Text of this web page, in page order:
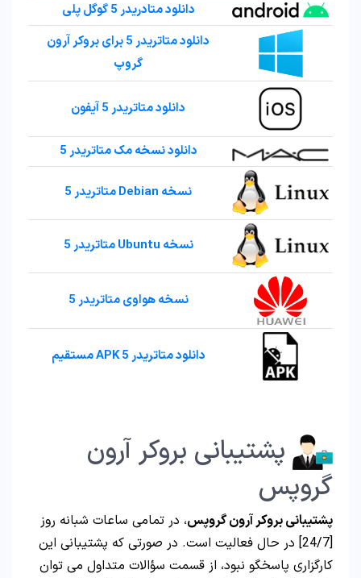
دانلود متادریدر 5 گوگل پلی
دانلود متاتریدر 5 برای بروکر آرون
گروپ
دانلود متاتریدر 5 آیفون
دانلود نسخه مک متاتریدر 5
نسخه Debian متاتریدر 5
نسخه Ubuntu متاتریدر 5
نسخه هواوی متاتریدر 5
دانلود متاتریدر 5 APK مستقیم
پشتیبانی بروکر آرون
گروپس
پشتیبانی بروکر آرون گروپس، در تمامی ساعات شبانه روز
[24/7] در حال فعالیت است. در صورتی که پشتیبانی این
کارگزاری پاسخگو نبود، از قسمت سؤالات متداول می توان